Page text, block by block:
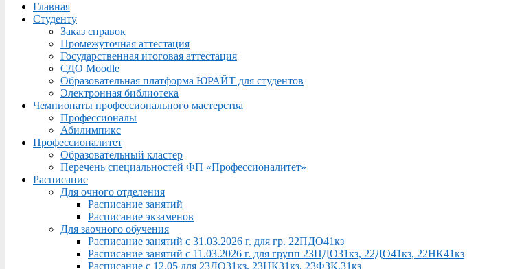
Menu
Главная
Студенту
Заказ справок
Промежуточная аттестация
Государственная итоговая аттестация
СДО Moodle
Образовательная платформа ЮРАЙТ для студентов
Электронная библиотека
Чемпионаты профессионального мастерства
Профессионалы
Абилимпикс
Профессионалитет
Образовательный кластер
Перечень специальностей ФП «Профессионалитет»
Расписание
Для очного отделения
Расписание занятий
Расписание экзаменов
Для заочного обучения
Расписание занятий с 31.03.2026 г. для гр. 22ПДО41кз
Расписание занятий с 11.03.2026 г. для групп 23ПДО31кз, 22ДО41кз, 22НК41кз
Расписание с 12.05 для 23ДО31кз, 23НК31кз, 23ФЗК,31кз